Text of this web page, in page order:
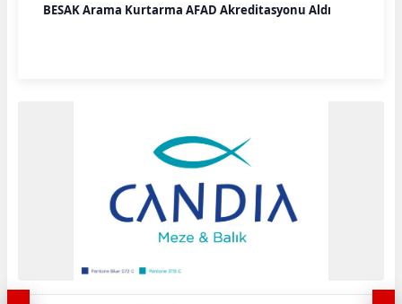
BESAK Arama Kurtarma AFAD Akreditasyonu Aldı